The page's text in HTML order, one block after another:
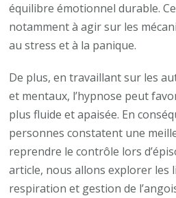
équilibre émotionnel durable.
notamment à agir sur les
au stress et à la panique.
De plus, en travaillant sur les
et mentaux, l’hypnose peut
plus fluide et apaisée. En
personnes constatent une
reprendre le contrôle lors
article, nous allons explorer les
respiration et gestion de